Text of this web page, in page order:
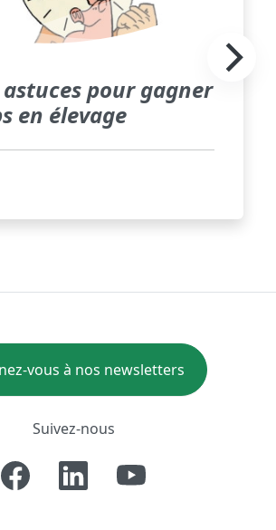
pour gagner
en élevage
vous à nos newsletters
Suivez-nous